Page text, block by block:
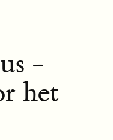
-
het